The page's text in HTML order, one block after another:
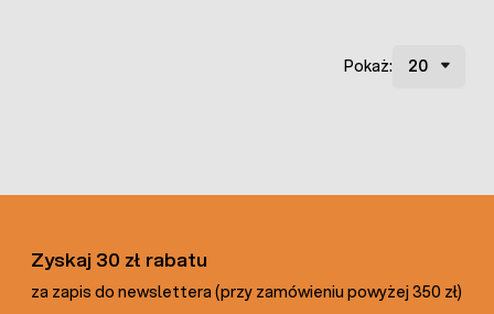
Pokaż:
Zyskaj 30 zł rabatu
za zapis do newslettera (przy zamówieniu powyżej 350 zł)